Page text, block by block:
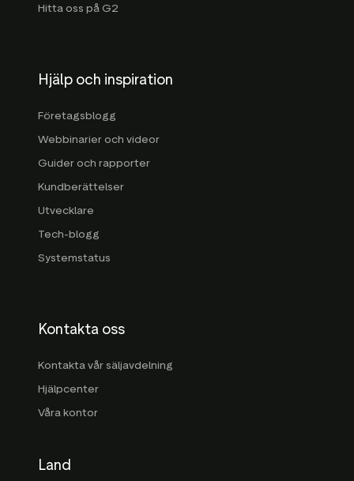
Hitta oss på G2
Hjälp och inspiration
Företagsblogg
Webbinarier och videor
Guider och rapporter
Kundberättelser
Utvecklare
Tech-blogg
Systemstatus
Kontakta oss
Kontakta vår säljavdelning
Hjälpcenter
Våra kontor
Land